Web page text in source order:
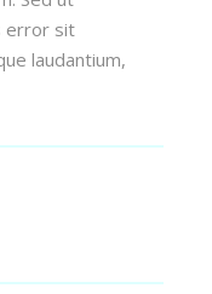
error sit
laudantium,